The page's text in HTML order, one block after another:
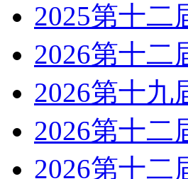
2025第十二
2026第十二
2026第十九
2026第十二
2026第十二